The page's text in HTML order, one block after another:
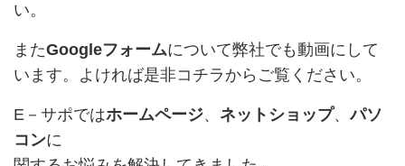
い。
またGoogleフォームについて弊社でも動画にして
います。よければ是非コチラ からご覧ください。
E－サポではホームページ、 ネットショップ、パソ
コンに